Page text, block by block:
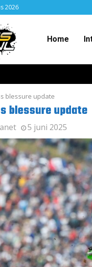
2026
Home
blessure update
blessure update
5 juni 2025